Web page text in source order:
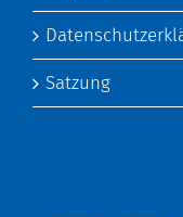
Satzung